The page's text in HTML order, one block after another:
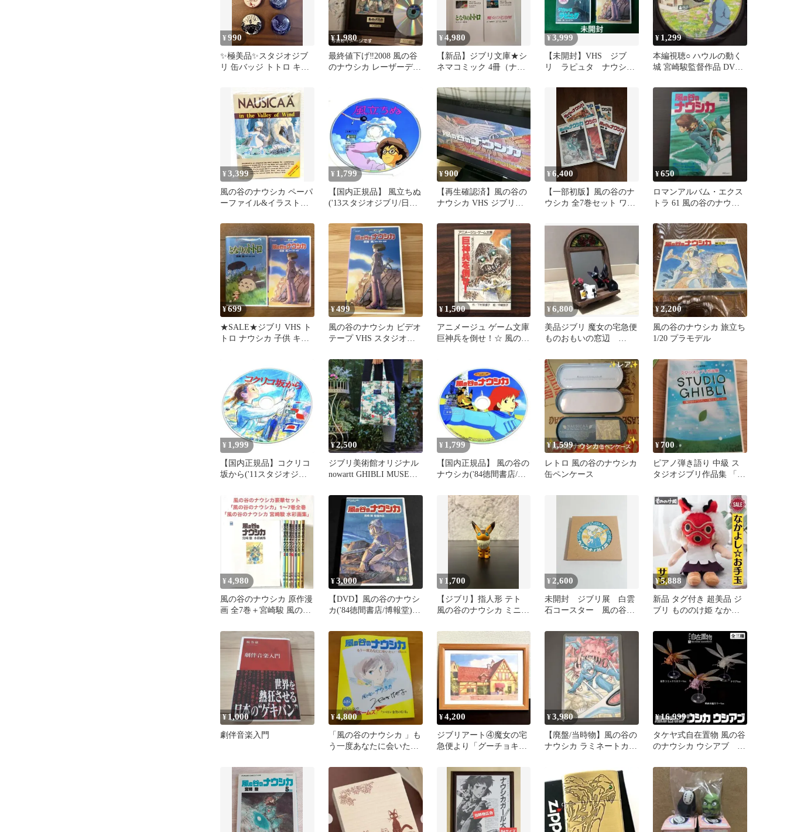
¥990
✨️極美品✨️スタジオジブ
リ 缶バッジ トトロ キキ
¥1,980
最終値下げ‼️2008 風の谷
のナウシカ レーザーディ
¥4,980
【新品】ジブリ文庫★シ
ネマコミック 4冊（ナウ
ロ・魔女宅）
¥3,999
【未開封】VHS ジブ
リ ラピュタ ナウシ
¥ 1,299
本編視聴○ ハウルの動く
城 宮崎駿監督作品 DVD
¥3,399
風の谷のナウシカ ペーパ
ーファイル&イラストセ
¥ 1,799
【国内正規品】 風立ちぬ
('13スタジオジブリ/日本
¥900
【再生確認済】風の谷の
ナウシカ VHS ジブリが
¥6,400
【一部初版】風の谷のナ
ウシカ 全7巻セット ワイ
初版）
¥650
ロマンアルバム・エクス
トラ 61 風の谷のナウシ
¥699
★SALE★ジブリ VHS ト
トロ ナウシカ 子供 キッ
¥499
風の谷のナウシカ ビデオ
テープ VHS スタジオジ
¥ 1,500
アニメージュ ゲーム文庫
巨神兵を倒せ！☆ 風の谷
¥6,800
美品ジブリ 魔女の宅急便
ものおもいの窓辺
¥2,200
風の谷のナウシカ 旅立ち
1/20 プラモデル
¥ 1,999
【国内正規品】コクリコ
坂から('11スタジオジブ
¥2,500
ジブリ美術館オリジナル
nowartt GHIBLI MUSEUM
¥ 1,799
【国内正規品】 風の谷の
ナウシカ('84徳間書店/博
¥1,599
レトロ 風の谷のナウシカ
缶ペンケース
¥700
ピアノ弾き語り 中級 ス
タジオジブリ作品集 「風
の上のポ…
¥ 4,980
風の谷のナウシカ 原作漫
画 全7巻＋宮崎駿 風の谷
ト
¥3,000
【DVD】風の谷のナウシ
カ('84徳間書店/博報堂)
¥ 1,700
【ジブリ】指人形 テト
風の谷のナウシカ ミニフ
¥2,600
未開封 ジブリ展 白雲
石コースター 風の谷の
¥5,888
新品 タグ付き 超美品 ジ
ブリ もののけ姫 なかよ
み
¥1,000
劇伴音楽入門
¥4,800
「風の谷のナウシカ 」も
う一度あなたに会いた
録
¥4,200
ジブリアート④魔女の宅
急便より「グーチョキパ
33㎝×24㎝
¥3,980
【廃盤/当時物】風の谷の
ナウシカ ラミネートカー
¥16,999
タケヤ式自在置物 風の谷
のナウシカ ウシアブ 3